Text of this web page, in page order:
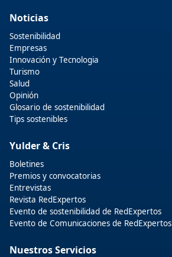
Noticias
Sostenibilidad
Empresas
Innovación y Tecnologia
Turismo
Salud
Opinión
Glosario de sostenibilidad
Tips sostenibles
Yulder & Cris
Boletines
Premios y convocatorias
Entrevistas
Revista RedExpertos
Evento de sostenibilidad de RedExpertos
Evento de Comunicaciones de RedExpertos
Nuestros Servicios